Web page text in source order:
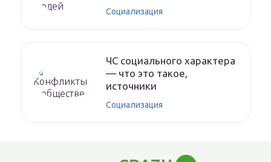
Социализация
ЧС социального характера
— что это такое,
источники
Социализация